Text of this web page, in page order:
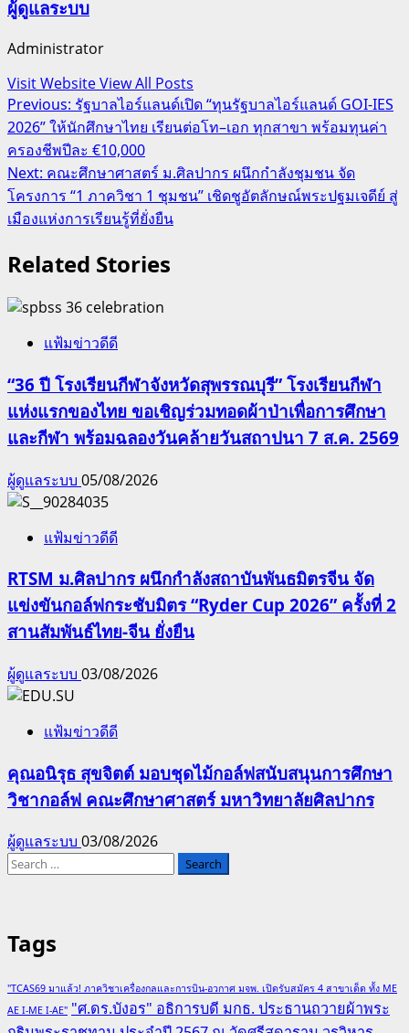
ผู้ดูแลระบบ
Administrator
Visit WebsiteView All Posts
Post
navigation
Previous: รัฐบาลไอร์แลนด์เปิด “ทุนรัฐบาลไอร์แลนด์ GOI-IES
2026” ให้นักศึกษาไทย เรียนต่อโท–เอก ทุกสาขา พร้อมทุนค่า
ครองชีพปีละ €10,000
Next: คณะศึกษาศาสตร์ ม.ศิลปากร ผนึกกำลังชุมชน จัด
โครงการ “1 ภาควิชา 1 ชุมชน” เชิดชูอัตลักษณ์พระปฐมเจดีย์ สู่
เมืองแห่งการเรียนรู้ที่ยั่งยืน
Related Stories
แฟ้มข่าวดีดี
“36 ปี โรงเรียนกีฬาจังหวัดสุพรรณบุรี” โรงเรียนกีฬา
แห่งแรกของไทย ขอเชิญร่วมทอดผ้าป่าเพื่อการศึกษา
และกีฬา พร้อมฉลองวันคล้ายวันสถาปนา 7 ส.ค. 2569
ผู้ดูแลระบบ 05/08/2026
แฟ้มข่าวดีดี
RTSM ม.ศิลปากร ผนึกกำลังสถาบันพันธมิตรจีน จัด
แข่งขันกอล์ฟกระชับมิตร “Ryder Cup 2026” ครั้งที่ 2
สานสัมพันธ์ไทย-จีน ยั่งยืน
ผู้ดูแลระบบ 03/08/2026
แฟ้มข่าวดีดี
คุณอนิรุธ สุขจิตต์ มอบชุดไม้กอล์ฟสนับสนุนการศึกษา
วิชากอล์ฟ คณะศึกษาศาสตร์ มหาวิทยาลัยศิลปากร
ผู้ดูแลระบบ 03/08/2026
Search
Tags
"TCAS69 มาแล้ว! ภาควิชาเครื่องกลและการบิน-อวกาศ มจพ. เปิดรับสมัคร 4 สาขาเด็ด ทั้ง ME
AE I-ME I-AE" "ศ.ดร.บังอร" อธิการบดี มกธ. ประธานถวายผ้าพระ